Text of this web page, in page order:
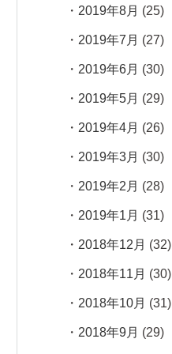
2019年8月 (25)
2019年7月 (27)
2019年6月 (30)
2019年5月 (29)
2019年4月 (26)
2019年3月 (30)
2019年2月 (28)
2019年1月 (31)
2018年12月 (32)
2018年11月 (30)
2018年10月 (31)
2018年9月 (29)